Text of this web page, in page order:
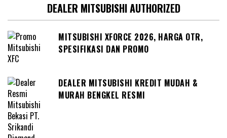
DEALER MITSUBISHI AUTHORIZED
MITSUBISHI XFORCE 2026, HARGA OTR,
SPESIFIKASI DAN PROMO
DEALER MITSUBISHI KREDIT MUDAH &
MURAH BENGKEL RESMI